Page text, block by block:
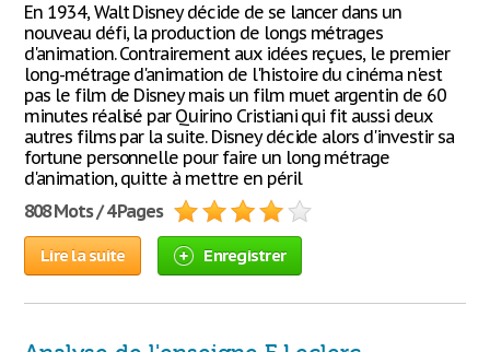
En 1934, Walt Disney décide de se lancer dans un
nouveau défi, la production de longs métrages
d'animation. Contrairement aux idées reçues, le premier
long-métrage d'animation de l'histoire du cinéma n'est
pas le film de Disney mais un film muet argentin de 60
minutes réalisé par Quirino Cristiani qui fit aussi deux
autres films par la suite. Disney décide alors d'investir sa
fortune personnelle pour faire un long métrage
d'animation, quitte à mettre en péril
808 Mots / 4 Pages
Lire la suite Enregistrer